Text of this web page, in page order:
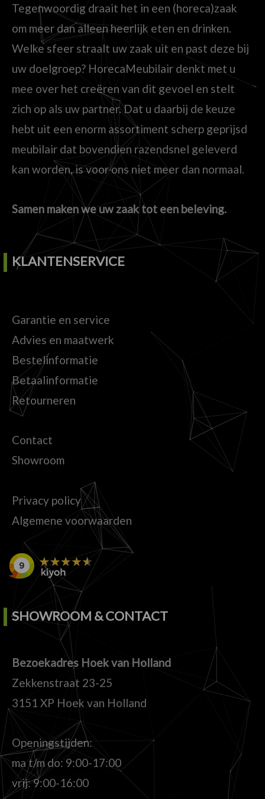
Tegenwoordig draait het in een (horeca)zaak
om meer dan alleen heerlijk eten en drinken.
Welke sfeer straalt uw zaak uit en past deze bij
uw doelgroep? HorecaMeubilair denkt met u
mee over het creëren van dit gevoel en stelt
zich op als uw partner. Dat u daarbij de keuze
hebt uit een enorm assortiment scherp geprijsd
meubilair dat bovendien razendsnel geleverd
kan worden, is voor ons niet meer dan normaal.
Samen maken we uw zaak tot een beleving.
KLANTENSERVICE
Garantie en service
Advies en maatwerk
Bestelinformatie
Betaalinformatie
Retourneren
Contact
Showroom
Privacy policy
Algemene voorwaarden
SHOWROOM & CONTACT
Bezoekadres Hoek van Holland
Zekkenstraat 23-25
3151 XP Hoek van Holland
Openingstijden:
ma t/m do: 9:00-17:00
vrij: 9:00-16:00